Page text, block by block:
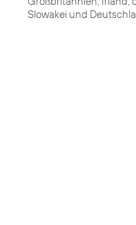
Slowakei und